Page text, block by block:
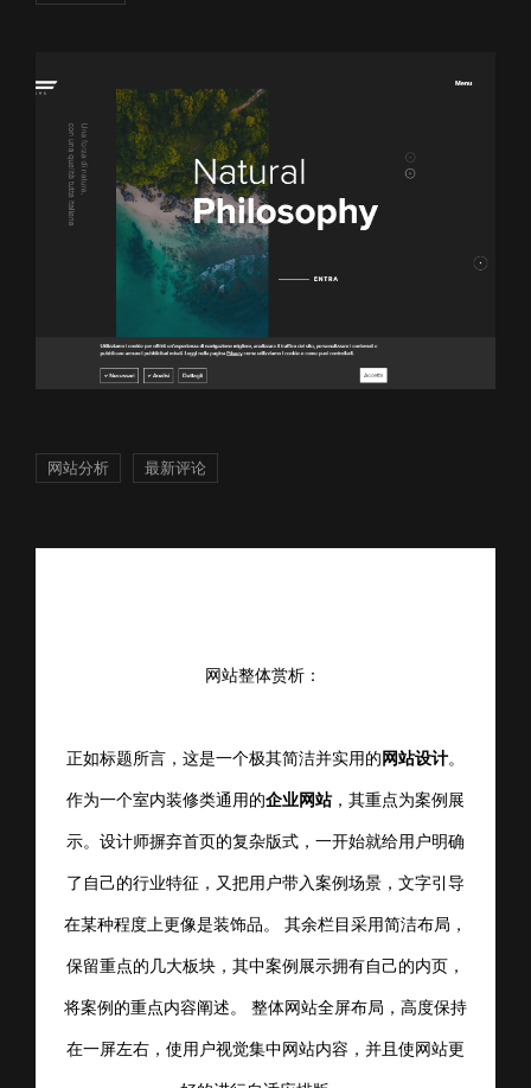
网站分析 最新评论
网站整体赏析：
正如标题所言，这是一个极其简洁并实用的 网站设计。
作为一个室内装修类通用的企业网站，其重点为案例展
示。设计师摒弃首页的复杂版式，一开始就给用户明确
了自己的行业特征，又把用户带入案例场景，文字引导
在某种程度上更像是装饰品。 其余栏目采用简洁布局，
保留重点的几大板块，其中案例展示拥有自己的内页，
将案例的重点内容阐述。 整体网站全屏布局，高度保持
在一屏左右，使用户视觉集中网站内容，并且使网站更